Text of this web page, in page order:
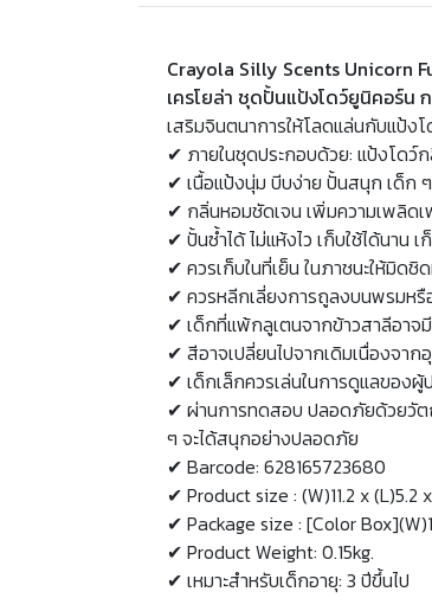
Crayola Silly Scents Unicorn
เครโยล่า ชุดปั้นแป้งโดว์ยูนิคอร์น
เสริมจินตนาการให้โลดแล่นกับแป้
✔ ภายในชุดประกอบด้วย: แป้งโด
✔ เนื้อแป้งนุ่ม บีบง่าย ปั้นสนุก เด็ก
✔ กลิ่นหอมชัดเจน เพิ่มความเพลิด
✔ ปั้นซ้ำได้ ไม่แห้งไว เก็บใช้ได้นาน
✔ ควรเก็บในที่เย็น ในภาชนะให้มิดชิ
✔ ควรหลีกเลี่ยงการถูลงบนพรมหรื
✔ เด็กที่แพ้กลูเตนจากข้าวสาลีอาจ
✔ สีอาจเปลี่ยนไปจากเดิมเนื่องจา
✔ เด็กเล็กควรเล่นในการดูแลของ
✔ ผ่านการทดสอบ ปลอดภัยด้วยวัตถุ
ๆ จะได้สนุกอย่างปลอดภัย
✔ Barcode: 628165723680
✔ Product size : (W)11.2 x (L)5.2
✔ Package size : [Color
✔ Product Weight: 0.15kg.
✔ เหมาะสำหรับเด็กอายุ: 3 ปีขึ้นไป